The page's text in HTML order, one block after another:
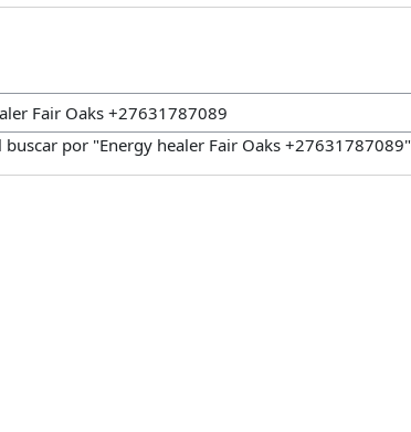
por "Energy healer Fair Oaks +27631787089"